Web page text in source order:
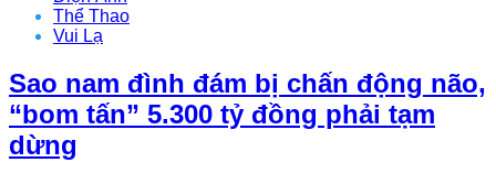
Thể Thao
Vui Lạ
Sao nam đình đám bị chấn động não,
“bom tấn” 5.300 tỷ đồng phải tạm
dừng